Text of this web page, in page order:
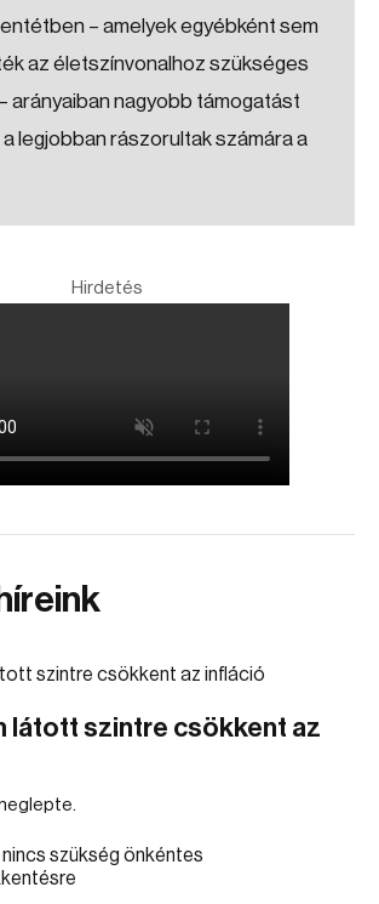
– amelyek egyébként sem
az életszínvonalhoz szükséges
arányaiban nagyobb támogatást
legjobban rászorultak számára a
Hirdetés
látott szintre csökkent az